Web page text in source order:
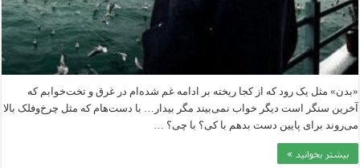
«بدن» مثل یک رود که از کجا ریخته بر ادامه غم شده‌ام در غرق و تخت‌خوابم که
آخرین سنگر است دیگر خواب نمی‌بیند مگر بیدار… با دست‌هام که مثل چرخ‌و‌فلک بالا
می‌روند برای پایین دست بدهم با کی؟ با چی؟ …
بیشتر بخوانید »